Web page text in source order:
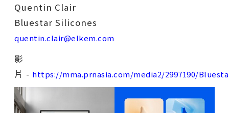
Quentin Clair
Bluestar Silicones
quentin.clair@elkem.com
影
片 - https://mma.prnasia.com/media2/2997190/